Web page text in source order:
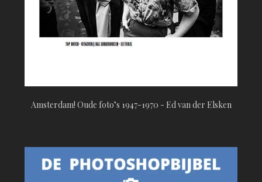
Amsterdam! Oude foto’s 1947-1970 - Ed van der Elsken